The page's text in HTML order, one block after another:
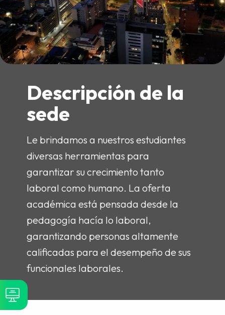
Descripción de la
sede
Le brindamos a nuestros estudiantes
diversas herramientas para
garantizar su crecimiento tanto
laboral como humano. La oferta
académica está pensada desde la
pedagogía hacía lo laboral,
garantizando personas altamente
calificadas para el desempeño de sus
funcionales laborales.